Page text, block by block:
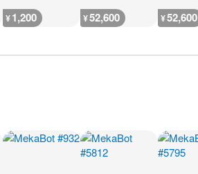
¥1,200 ¥52,600 ¥52,600